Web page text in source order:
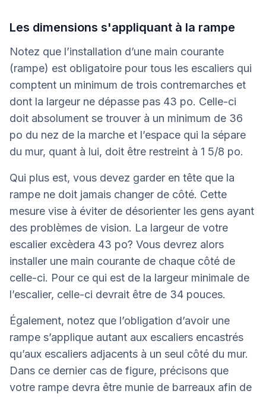
Les dimensions s'appliquant à la rampe
Notez que l’installation d’une main courante
(rampe) est obligatoire pour tous les escaliers qui
comptent un minimum de trois contremarches et
dont la largeur ne dépasse pas 43 po. Celle-ci
doit absolument se trouver à un minimum de 36
po du nez de la marche et l’espace qui la sépare
du mur, quant à lui, doit être restreint à 1 5/8 po.
Qui plus est, vous devez garder en tête que la
rampe ne doit jamais changer de côté. Cette
mesure vise à éviter de désorienter les gens ayant
des problèmes de vision. La largeur de votre
escalier excèdera 43 po? Vous devrez alors
installer une main courante de chaque côté de
celle-ci. Pour ce qui est de la largeur minimale de
l’escalier, celle-ci devrait être de 34 pouces.
Également, notez que l’obligation d’avoir une
rampe s’applique autant aux escaliers encastrés
qu’aux escaliers adjacents à un seul côté du mur.
Dans ce dernier cas de figure, précisons que
votre rampe devra être munie de barreaux afin de